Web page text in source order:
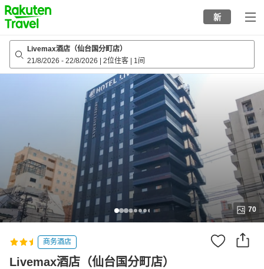
to
top
page
新
Livemax酒店（仙台国分町店）
21/8/2026 - 22/8/2026 2位住客 1间
70
商务酒店
Livemax酒店（仙台国分町店）